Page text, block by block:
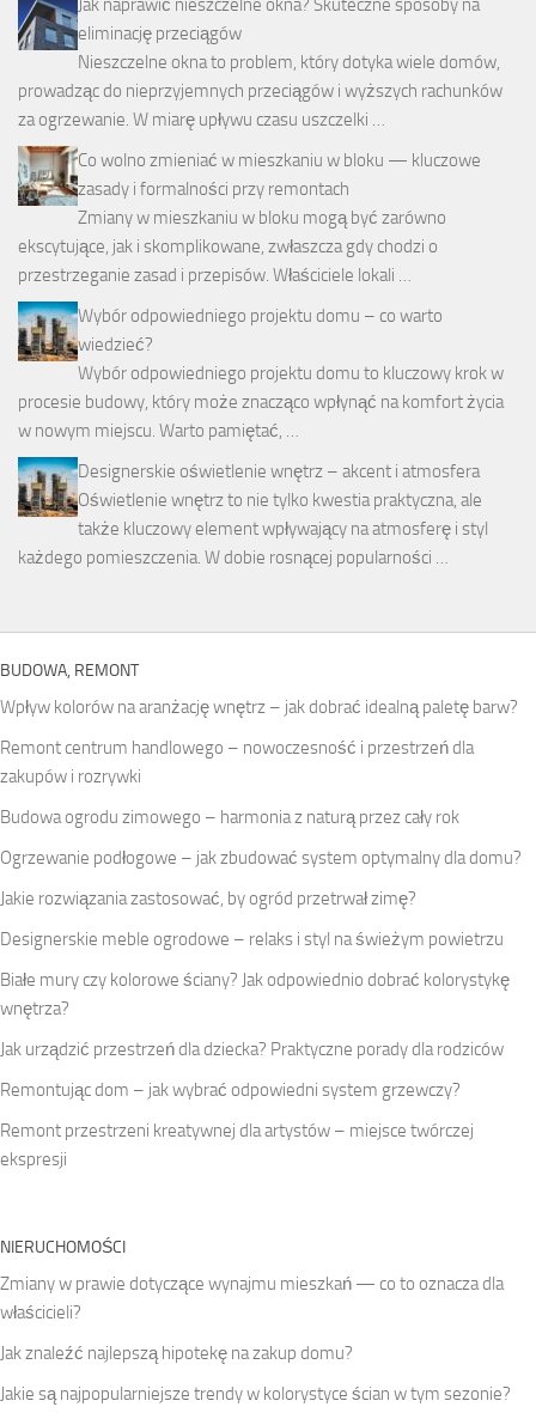
Jak naprawić nieszczelne okna? Skuteczne sposoby na
eliminację przeciągów
Nieszczelne okna to problem, który dotyka wiele domów,
prowadząc do nieprzyjemnych przeciągów i wyższych rachunków
za ogrzewanie. W miarę upływu czasu uszczelki …
Co wolno zmieniać w mieszkaniu w bloku — kluczowe
zasady i formalności przy remontach
Zmiany w mieszkaniu w bloku mogą być zarówno
ekscytujące, jak i skomplikowane, zwłaszcza gdy chodzi o
przestrzeganie zasad i przepisów. Właściciele lokali …
Wybór odpowiedniego projektu domu – co warto
wiedzieć?
Wybór odpowiedniego projektu domu to kluczowy krok w
procesie budowy, który może znacząco wpłynąć na komfort życia
w nowym miejscu. Warto pamiętać, …
Designerskie oświetlenie wnętrz – akcent i atmosfera
Oświetlenie wnętrz to nie tylko kwestia praktyczna, ale
także kluczowy element wpływający na atmosferę i styl
każdego pomieszczenia. W dobie rosnącej popularności …
BUDOWA, REMONT
Wpływ kolorów na aranżację wnętrz – jak dobrać idealną paletę barw?
Remont centrum handlowego – nowoczesność i przestrzeń dla
zakupów i rozrywki
Budowa ogrodu zimowego – harmonia z naturą przez cały rok
Ogrzewanie podłogowe – jak zbudować system optymalny dla domu?
Jakie rozwiązania zastosować, by ogród przetrwał zimę?
Designerskie meble ogrodowe – relaks i styl na świeżym powietrzu
Białe mury czy kolorowe ściany? Jak odpowiednio dobrać kolorystykę
wnętrza?
Jak urządzić przestrzeń dla dziecka? Praktyczne porady dla rodziców
Remontując dom – jak wybrać odpowiedni system grzewczy?
Remont przestrzeni kreatywnej dla artystów – miejsce twórczej
ekspresji
NIERUCHOMOŚCI
Zmiany w prawie dotyczące wynajmu mieszkań — co to oznacza dla
właścicieli?
Jak znaleźć najlepszą hipotekę na zakup domu?
Jakie są najpopularniejsze trendy w kolorystyce ścian w tym sezonie?